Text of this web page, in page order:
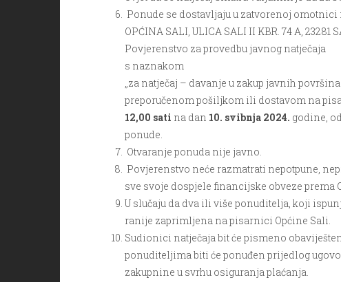
Ponude se dostavljaju u zatvorenoj omotnici
OPĆINA SALI, ULICA SALI II KBR. 74 A, 23281
Povjerenstvo za provedbu javnog natječaja
s naznakom
„za natječaj – davanje u zakup javnih
preporučenom pošiljkom ili dostavom na
12,00 sati na dan 10. svibnja 2024. godine,
ponude.
Otvaranje ponuda nije javno.
Povjerenstvo neće razmatrati nepotpune,
sve svoje dospjele financijske obveze prema
U slučaju da dva ili više ponuditelja, koji
ranije zaprimljena na pisarnici Općine Sali.
Sudionici natječaja bit će pismeno
ponuditeljima biti će ponuđen prijedlog
zakupnine u svrhu osiguranja plaćanja.